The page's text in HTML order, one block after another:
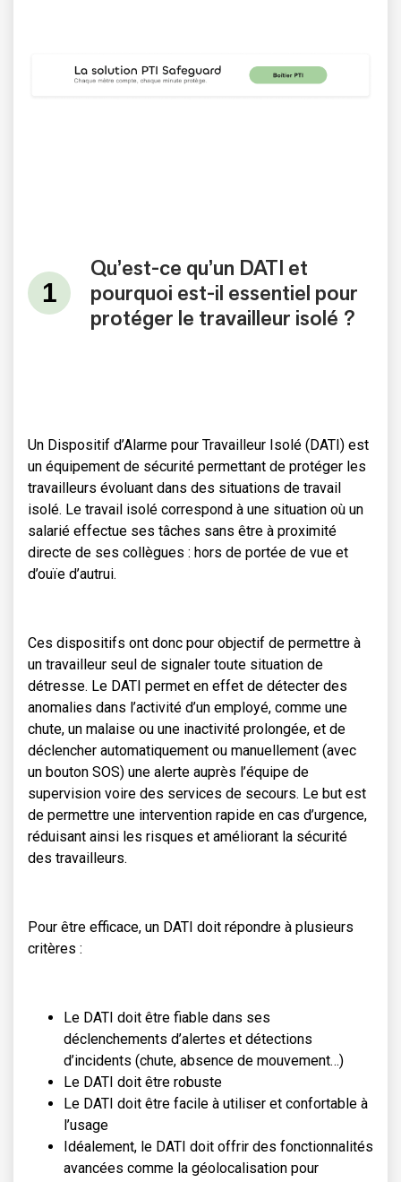
Qu’est-ce qu’un DATI et
pourquoi est-il essentiel pour
protéger le travailleur isolé ?
Un Dispositif d’Alarme pour Travailleur Isolé (DATI) est
un équipement de sécurité permettant de protéger les
travailleurs évoluant dans des situations de travail
isolé. Le travail isolé correspond à une situation où un
salarié effectue ses tâches sans être à proximité
directe de ses collègues : hors de portée de vue et
d’ouïe d’autrui.
Ces dispositifs ont donc pour objectif de permettre à
un travailleur seul de signaler toute situation de
détresse. Le DATI permet en effet de détecter des
anomalies dans l’activité d’un employé, comme une
chute, un malaise ou une inactivité prolongée, et de
déclencher automatiquement ou manuellement (avec
un bouton SOS) une alerte auprès l’équipe de
supervision voire des services de secours. Le but est
de permettre une intervention rapide en cas d’urgence,
réduisant ainsi les risques et améliorant la sécurité
des travailleurs.
Pour être efficace, un DATI doit répondre à plusieurs
critères :
Le DATI doit être fiable dans ses
déclenchements d’alertes et détections
d’incidents (chute, absence de mouvement…)
Le DATI doit être robuste
Le DATI doit être facile à utiliser et confortable à
l’usage
Idéalement, le DATI doit offrir des fonctionnalités
avancées comme la géolocalisation pour